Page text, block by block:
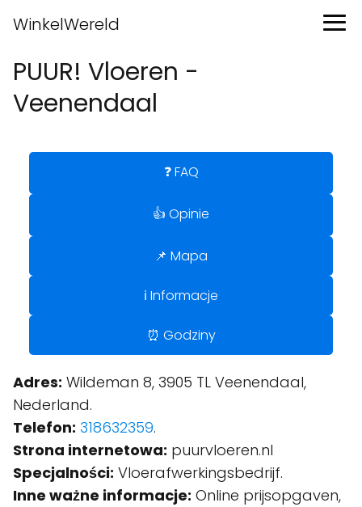
WinkelWereld
PUUR! Vloeren -
Veenendaal
❓ FAQ
👍 Opinie
📌 Mapa
ℹ️ Informacje
⏰ Godziny
Adres: Wildeman 8, 3905 TL Veenendaal,
Nederland.
Telefon: 318632359.
Strona internetowa: puurvloeren.nl
Specjalności: Vloerafwerkingsbedrijf.
Inne ważne informacje: Online prijsopgaven,